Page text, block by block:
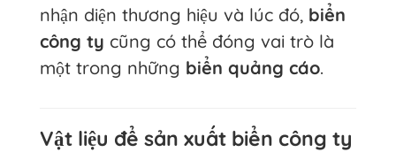
nhận diện thương hiệu và lúc đó, biển
công ty cũng có thể đóng vai trò là
một trong những biển quảng cáo.
Vật liệu để sản xuất biển công ty